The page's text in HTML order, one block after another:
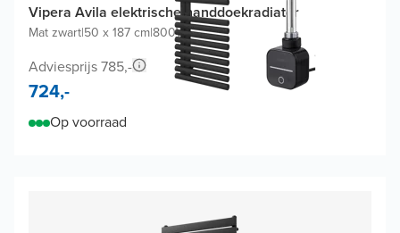
Vipera Avila elektrische handdoekradiator
Mat zwart|50 x 187 cm|800W
Adviesprijs 785,-
724,-
Op voorraad